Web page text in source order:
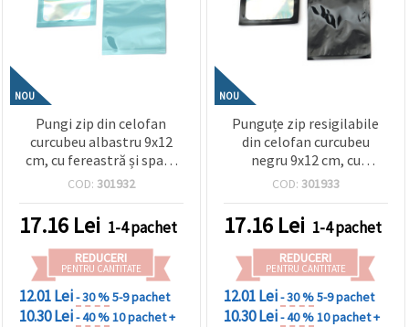
NOU
Pungi zip din celofan
curcubeu albastru 9x12
cm, cu fereastră și spate
culoare argintie – ambalaj
atrăgător, set 50 bucăți
COD: 301932
17.16 Lei 1-4 pachet
REDUCERI
PENTRU CANTITATE
12.01 Lei- 30 %5-9 pachet
10.30 Lei- 40 %10 pachet +
NOU
Punguțe zip resigilabile
din celofan curcubeu
negru 9x12 cm, cu
fereastră și spate culoare
modern, durabil și
atrăgător, set 50 bucăți
COD: 301933
17.16 Lei 1-4 pachet
REDUCERI
PENTRU CANTITATE
12.01 Lei- 30 %5-9 pachet
10.30 Lei- 40 %10 pachet +